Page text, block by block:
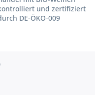
und zertifiziert
DE-ÖKO-009